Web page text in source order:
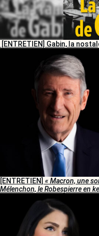
[ENTRETIEN] Gabin, la
[ENTRETIEN] « Macron, une
Mélenchon, le Robespierre en